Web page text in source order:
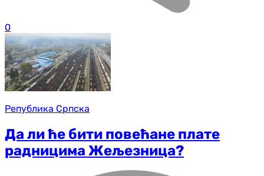
0
Република Српска
Да ли ће бити повећане плате
радницима Жељезница?